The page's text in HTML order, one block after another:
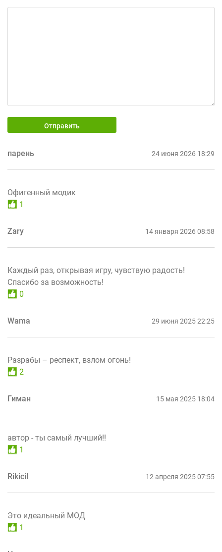
Отправить
парень 24 июня 2026 18:29
Офигенный модик
1
Zary 14 января 2026 08:58
Каждый раз, открывая игру, чувствую радость!
Спасибо за возможность!
0
Wama 29 июня 2025 22:25
Разрабы – респект, взлом огонь!
2
Гиман 15 мая 2025 18:04
автор - ты самый лучший!!
1
Rikicil 12 апреля 2025 07:55
Это идеальный МОД
1